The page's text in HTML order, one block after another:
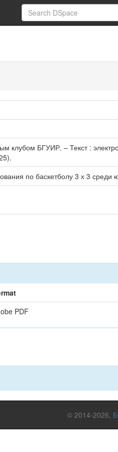
клубом БГУИР. – Текст :
по баскетболу 3 х 3 среди
PDF
© 2014-2026,